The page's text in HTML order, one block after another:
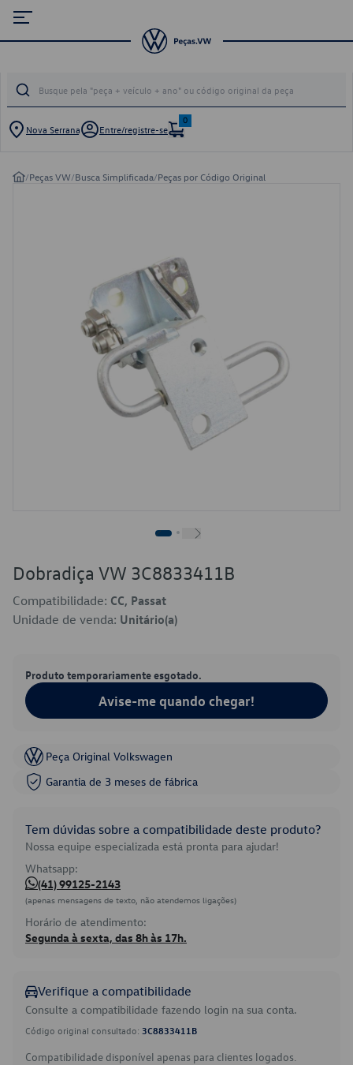
Nova Serrana Entre/registre-se
0
/Peças VW/Busca Simplificada/Peças por Código Original
Dobradiça VW 3C8833411B
Compatibilidade: CC, Passat
Unidade de venda: Unitário(a)
Produto temporariamente esgotado.
Avise-me quando chegar!
Peça Original Volkswagen
Garantia de 3 meses de fábrica
Tem dúvidas sobre a compatibilidade deste produto?
Nossa equipe especializada está pronta para ajudar!
Whatsapp:
(41) 99125-2143
(apenas mensagens de texto, não atendemos ligações)
Horário de atendimento:
Segunda à sexta, das 8h às 17h.
Verifique a compatibilidade
Consulte a compatibilidade fazendo login na sua conta.
Código original consultado: 3C8833411B
Compatibilidade disponível apenas para clientes logados.